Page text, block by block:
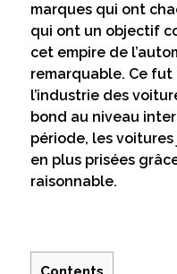
marques qui ont
qui ont un objectif
cet empire de
remarquable. Ce fut
l’industrie des
bond au niveau
période, les
en plus prisées
raisonnable.